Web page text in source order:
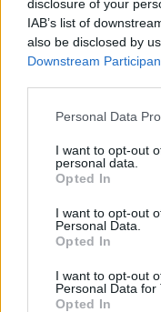
disclosure of your
IAB’s list of
also be disclosed by
Downstream
Personal Data
I want to opt-out
personal data.
Opted In
I want to opt-out
Personal Data.
Opted In
I want to opt-out
Personal Data for
Opted In